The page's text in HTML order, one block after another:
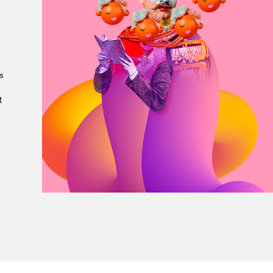
À propos du Salon
Liste des exposant·e·s
Liste des auteur·rice·s